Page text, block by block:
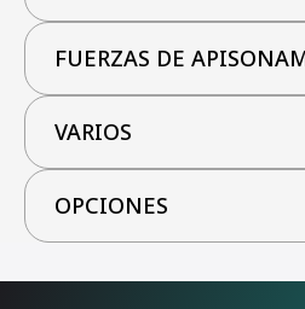
FUERZAS DE
VARIOS
OPCIONES